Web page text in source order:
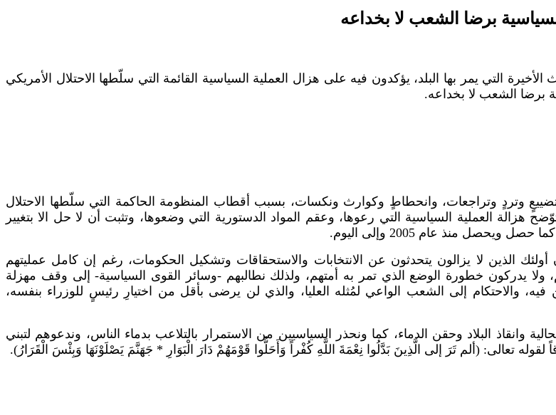
برضا الشعب لا بخداعه
التي يمر بها البلد، يؤكدون فيه على هزال العملية السياسية القائمة التي سلّطها الاحتلال الأمريكي
برضا الشعب لا بخداعه.
وتردٍ وتراجعات، وانحطاطٍ وكوارث ونكسات، بسبب أقطاب المنظومة الحاكمة التي سلّطها الاحتلال
هزالة العملية السياسية التي رعوها، وعقم المواد الدستورية التي وضعوها، وتثبت أن لا حل الا بتغيير
منذ عام 2005 وإلى اليوم.
الذين لا يزالون يتحدثون عن الانتخابات والاستحقاقات وتشكيل الحكومات، رغم إن كامل عمليتهم
ولا يدركون خطورة الوضع الذي تمر به أمتهم، ولذلك نطالبهم -وسائر القوى السياسية- إلى وقف مهزلة
والاحتكام إلى الشعب الواعي لمُثله العليا، والذي لن يرضى بأقل من اختيارِ رئيسٍ للوزراء بنفسه،
وانقاذ البلاد وحقن الدماء، كما ونحذر السياسيين من الاستمرار بالتلاعب بدماء الناس، وندعوهم لتبني
تعالى: (ألم تَرَ إلى الَّذِينَ بَدَّلُوا نِعْمَةَ اللَّهِ كُفْراً وَأَحَلُّوا قَوْمَهُمْ دَارَ الْبَوَارِ * جَهَنَّمَ يَصْلَوْنَهَا وَبِئْسَ الْقَرَارُ).